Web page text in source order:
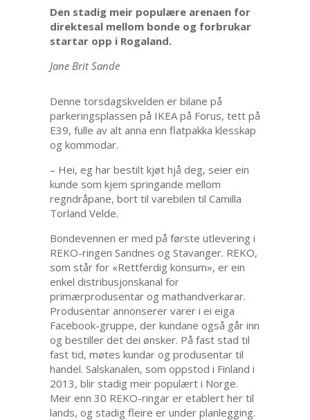
Den stadig meir populære arenaen for
direktesal mellom bonde og forbrukar
startar opp i Rogaland.
Jane Brit Sande
Denne torsdagskvelden er bilane på
parkeringsplassen på IKEA på Forus, tett på
E39, fulle av alt anna enn flatpakka klesskap
og kommodar.
– Hei, eg har bestilt kjøt hjå deg, seier ein
kunde som kjem springande mellom
regndråpane, bort til varebilen til Camilla
Torland Velde.
Bondevennen er med på første utlevering i
REKO-ringen Sandnes og Stavanger. REKO,
som står for «Rettferdig konsum», er ein
enkel distribusjonskanal for
primærprodusentar og mathandverkarar.
Produsentar annonserer varer i ei eiga
Facebook-gruppe, der kundane også går inn
og bestiller det dei ønsker. På fast stad til
fast tid, møtes kundar og produsentar til
handel. Salskanalen, som oppstod i Finland i
2013, blir stadig meir populært i Norge.
Meir enn 30 REKO-ringar er etablert her til
lands, og stadig fleire er under planlegging.